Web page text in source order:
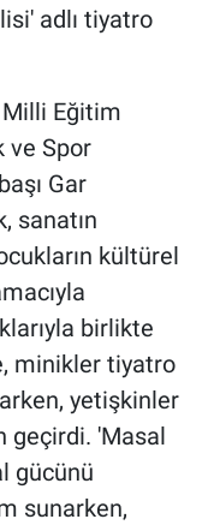
adlı tiyatro
Milli Eğitim
ve Spor
Gar
sanatın
kültürel
birlikte
minikler tiyatro
yetişkinler
geçirdi. 'Masal
gücünü
sunarken,